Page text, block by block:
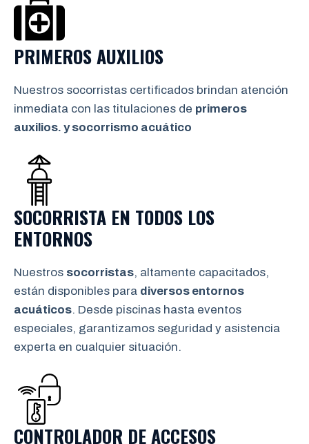
PRIMEROS AUXILIOS
Nuestros socorristas certificados brindan atención
inmediata con las titulaciones de primeros
auxilios. y socorrismo acuático
SOCORRISTA EN TODOS LOS
ENTORNOS
Nuestros socorristas, altamente capacitados,
están disponibles para diversos entornos
acuáticos. Desde piscinas hasta eventos
especiales, garantizamos seguridad y asistencia
experta en cualquier situación.
CONTROLADOR DE ACCESOS